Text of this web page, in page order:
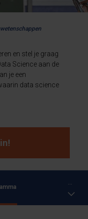
en stel je graag
Science aan de
je een
data science